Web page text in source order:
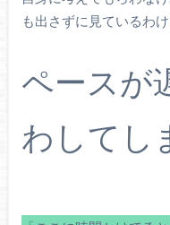
も出さずに見ているわけ
ペースが
わしてし